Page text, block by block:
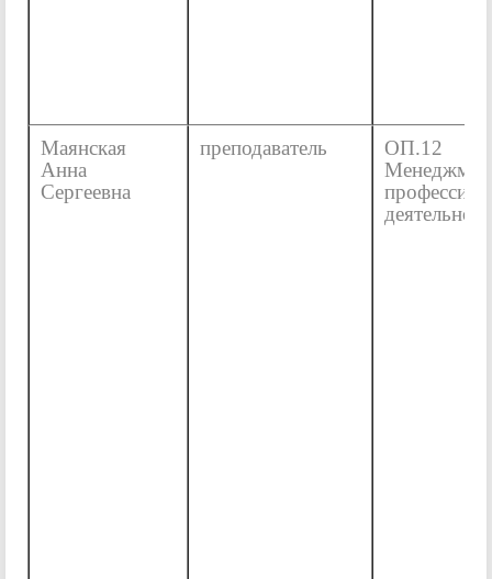
Маянская
Анна
Сергеевна
преподаватель
ОП.12